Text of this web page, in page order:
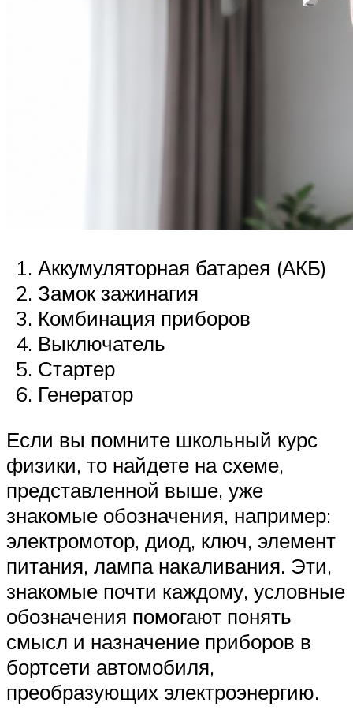
Аккумуляторная батарея (АКБ)
Замок зажинагия
Комбинация приборов
Выключатель
Стартер
Генератор
Если вы помните школьный курс
физики, то найдете на схеме,
представленной выше, уже
знакомые обозначения, например:
электромотор, диод, ключ, элемент
питания, лампа накаливания. Эти,
знакомые почти каждому, условные
обозначения помогают понять
смысл и назначение приборов в
бортсети автомобиля,
преобразующих электроэнергию.